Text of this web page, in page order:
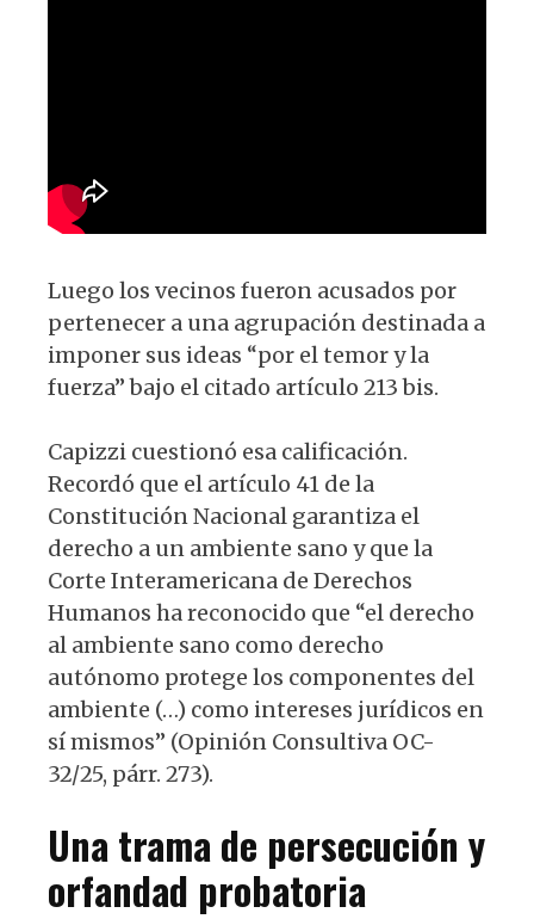
Luego los vecinos fueron acusados por
pertenecer a una agrupación destinada a
imponer sus ideas “por el temor y la
fuerza” bajo el citado artículo 213 bis.
Capizzi cuestionó esa calificación.
Recordó que el artículo 41 de la
Constitución Nacional garantiza el
derecho a un ambiente sano y que la
Corte Interamericana de Derechos
Humanos ha reconocido que “el derecho
al ambiente sano como derecho
autónomo protege los componentes del
ambiente (…) como intereses jurídicos en
sí mismos” (Opinión Consultiva OC-
32/25, párr. 273).
Una trama de persecución y
orfandad probatoria